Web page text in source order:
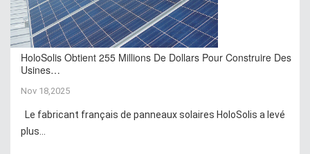
HoloSolis Obtient 255 Millions De Dollars Pour Construire Des
Usines…
Nov 18,2025
Le fabricant français de panneaux solaires HoloSolis a levé
plus...